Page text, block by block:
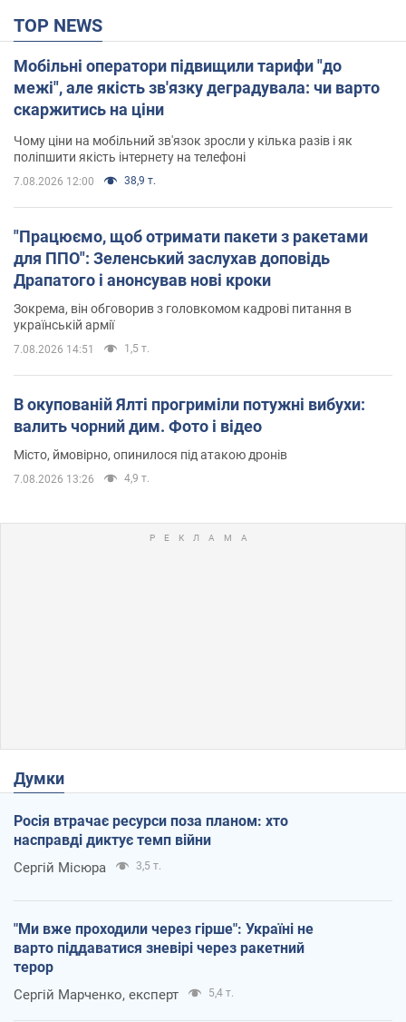
TOP NEWS
Мобільні оператори підвищили тарифи "до
межі", але якість зв'язку деградувала: чи варто
скаржитись на ціни
Чому ціни на мобільний зв'язок зросли у кілька разів і як
поліпшити якість інтернету на телефоні
7.08.2026 12:00 38,9 т.
"Працюємо, щоб отримати пакети з ракетами
для ППО": Зеленський заслухав доповідь
Драпатого і анонсував нові кроки
Зокрема, він обговорив з головкомом кадрові питання в
українській армії
7.08.2026 14:51 1,5 т.
В окупованій Ялті прогриміли потужні вибухи:
валить чорний дим. Фото і відео
Місто, ймовірно, опинилося під атакою дронів
7.08.2026 13:26 4,9 т.
Думки
Росія втрачає ресурси поза планом: хто
насправді диктує темп війни
Сергій Місюра 3,5 т.
"Ми вже проходили через гірше": Україні не
варто піддаватися зневірі через ракетний
терор
Сергій Марченко, експерт 5,4 т.